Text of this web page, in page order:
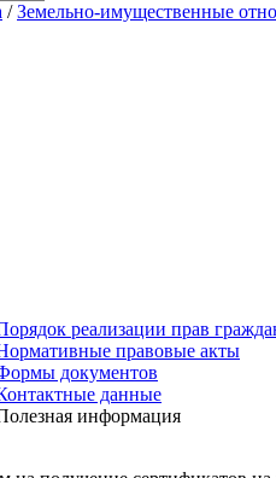
/Земельно-имущественные
реализации прав
правовые акты
документов
данные
информация